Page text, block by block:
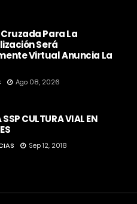
Para La
Será
Virtual Anuncia La
Ago 08, 2026
CULTURA VIAL EN
Sep 12, 2018